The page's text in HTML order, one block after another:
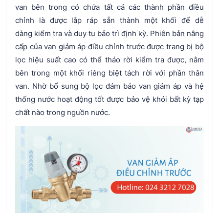
van bên trong có chứa tất cả các thành phần điều
chỉnh là được lắp ráp sẵn thành một khối để dễ
dàng kiểm tra và duy tu bảo trì định kỳ. Phiên bản nâng
cấp của van giảm áp điều chỉnh trước được trang bị bộ
lọc hiệu suất cao có thể tháo rời kiểm tra được, nằm
bên trong một khối riêng biệt tách rời với phần thân
van. Nhờ bổ sung bộ lọc đảm bảo van giảm áp và hệ
thống nước hoạt động tốt được bảo vệ khỏi bất kỳ tạp
chất nào trong nguồn nước.